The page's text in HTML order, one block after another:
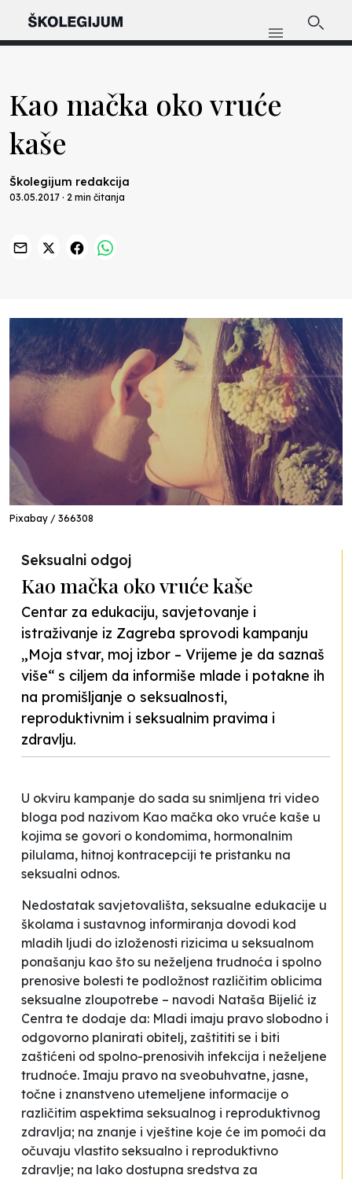
Kao mačka oko vruće
kaše
Školegijum redakcija
03.05.2017 · 2 min čitanja
Pixabay / 366308
Seksualni odgoj
Kao mačka oko vruće kaše
Centar za edukaciju, savjetovanje i
istraživanje iz Zagreba sprovodi kampanju
„Moja stvar, moj izbor – Vrijeme je da saznaš
više“ s ciljem da informiše mlade i potakne ih
na promišljanje o seksualnosti,
reproduktivnim i seksualnim pravima i
zdravlju.
U okviru kampanje do sada su snimljena tri video
bloga pod nazivom Kao mačka oko vruće kaše u
kojima se govori o kondomima, hormonalnim
pilulama, hitnoj kontracepciji te pristanku na
seksualni odnos.
Nedostatak savjetovališta, seksualne edukacije u
školama i sustavnog informiranja dovodi kod
mladih ljudi do izloženosti rizicima u seksualnom
ponašanju kao što su neželjena trudnoća i spolno
prenosive bolesti te podložnost različitim oblicima
seksualne zloupotrebe – navodi Nataša Bijelić iz
Centra te dodaje da: Mladi imaju pravo slobodno i
odgovorno planirati obitelj, zaštititi se i biti
zaštićeni od spolno-prenosivih infekcija i neželjene
trudnoće. Imaju pravo na sveobuhvatne, jasne,
točne i znanstveno utemeljene informacije o
različitim aspektima seksualnog i reproduktivnog
zdravlja; na znanje i vještine koje će im pomoći da
očuvaju vlastito seksualno i reproduktivno
zdravlje; na lako dostupna sredstva za